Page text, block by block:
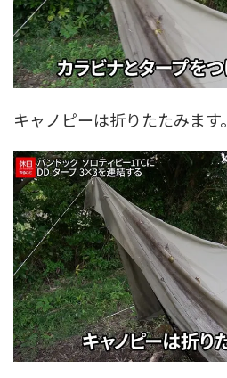
キャノピーは折りたたみます。